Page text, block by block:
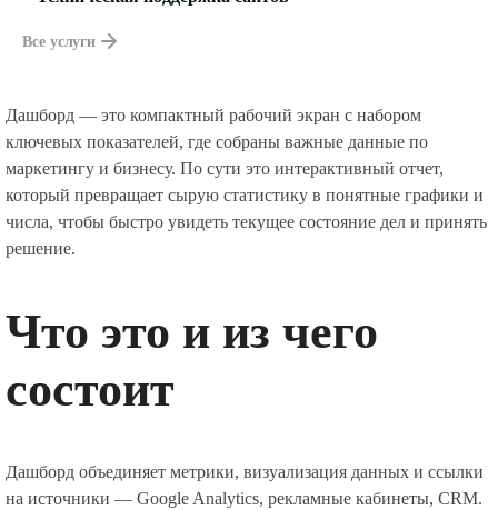
Все услуги
Дашборд — это компактный рабочий экран с набором
ключевых показателей, где собраны важные данные по
маркетингу и бизнесу. По сути это интерактивный отчет,
который превращает сырую статистику в понятные графики и
числа, чтобы быстро увидеть текущее состояние дел и принять
решение.
Что это и из чего
состоит
Дашборд объединяет метрики, визуализация данных и ссылки
на источники — Google Analytics, рекламные кабинеты, CRM.